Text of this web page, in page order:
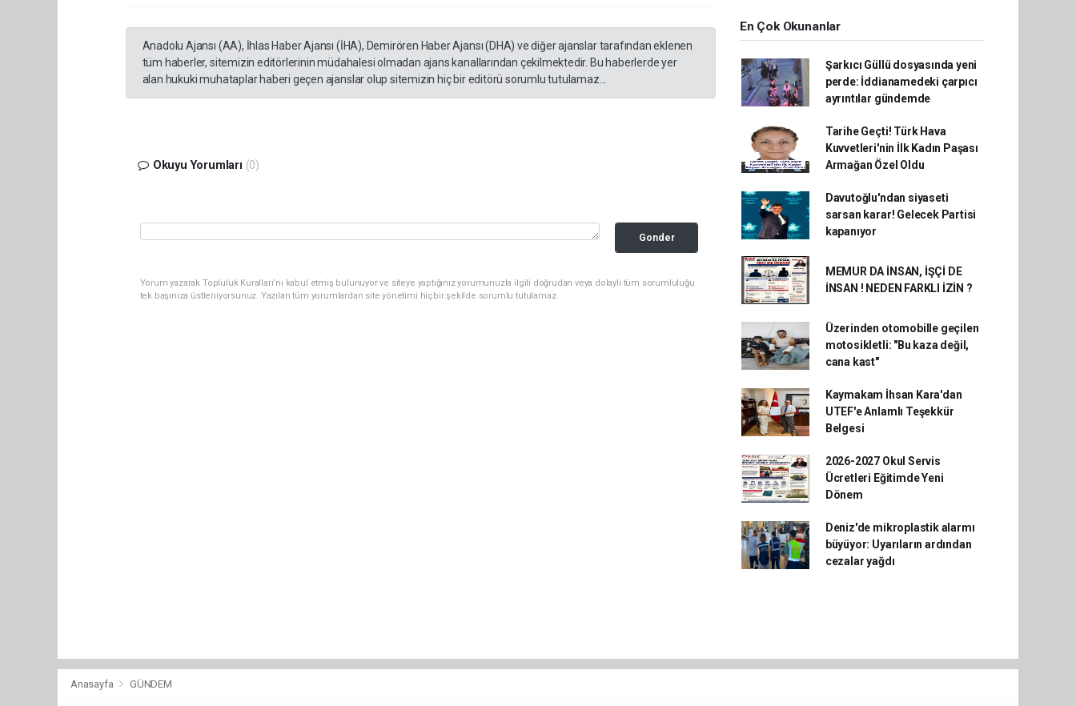
Anadolu Ajansı (AA), İhlas Haber Ajansı (İHA), Demirören Haber Ajansı (DHA) ve diğer ajanslar tarafından eklenen
tüm haberler, sitemizin editörlerinin müdahalesi olmadan ajans kanallarından çekilmektedir. Bu haberlerde yer
alan hukuki muhataplar haberi geçen ajanslar olup sitemizin hiç bir editörü sorumlu tutulamaz...
Okuyu Yorumları (0)
Gonder
Yorum yazarak Topluluk Kuralları’nı kabul etmiş bulunuyor ve siteye yaptığınız yorumunuzla ilgili doğrudan veya dolaylı tüm sorumluluğu
tek başınıza üstleniyorsunuz. Yazılan tüm yorumlardan site yönetimi hiçbir şekilde sorumlu tutulamaz.
En Çok Okunanlar
Şarkıcı Güllü dosyasında yeni
perde: İddianamedeki çarpıcı
ayrıntılar gündemde
Tarihe Geçti! Türk Hava
Kuvvetleri'nin İlk Kadın Paşası
Armağan Özel Oldu
Davutoğlu'ndan siyaseti
sarsan karar! Gelecek Partisi
kapanıyor
MEMUR DA İNSAN, İŞÇİ DE
İNSAN ! NEDEN FARKLI İZİN ?
Üzerinden otomobille geçilen
motosikletli: "Bu kaza değil,
cana kast"
Kaymakam İhsan Kara'dan
UTEF'e Anlamlı Teşekkür
Belgesi
2026-2027 Okul Servis
Ücretleri Eğitimde Yeni
Dönem
Deniz'de mikroplastik alarmı
büyüyor: Uyarıların ardından
cezalar yağdı
Anasayfa GÜNDEM